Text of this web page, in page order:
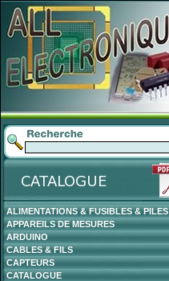
ALIMENTATIONS & FUSIBLES & PILES
APPAREILS DE MESURES
ARDUINO
CABLES & FILS
CAPTEURS
CATALOGUE